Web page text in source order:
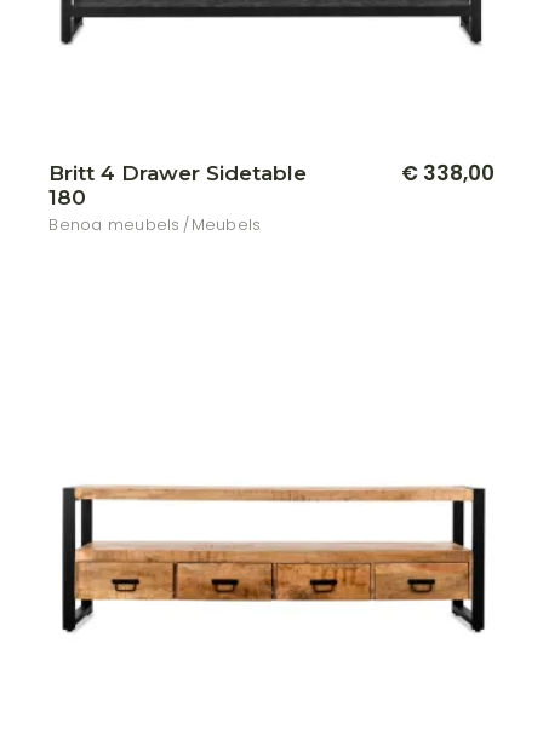
Britt 4 Drawer Sidetable
180
Benoa meubels Meubels
€338,00